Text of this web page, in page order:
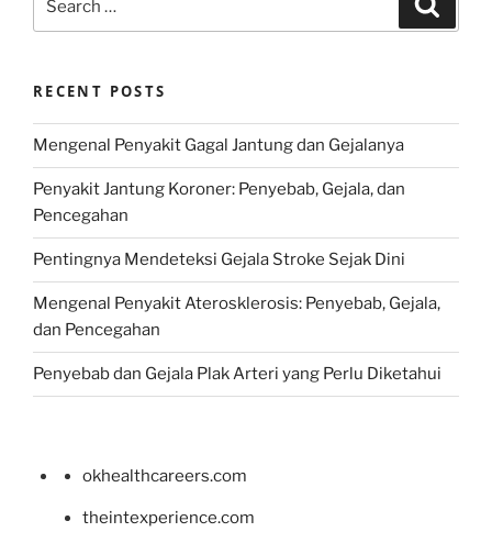
for:
RECENT POSTS
Mengenal Penyakit Gagal Jantung dan Gejalanya
Penyakit Jantung Koroner: Penyebab, Gejala, dan
Pencegahan
Pentingnya Mendeteksi Gejala Stroke Sejak Dini
Mengenal Penyakit Aterosklerosis: Penyebab, Gejala,
dan Pencegahan
Penyebab dan Gejala Plak Arteri yang Perlu Diketahui
okhealthcareers.com
theintexperience.com